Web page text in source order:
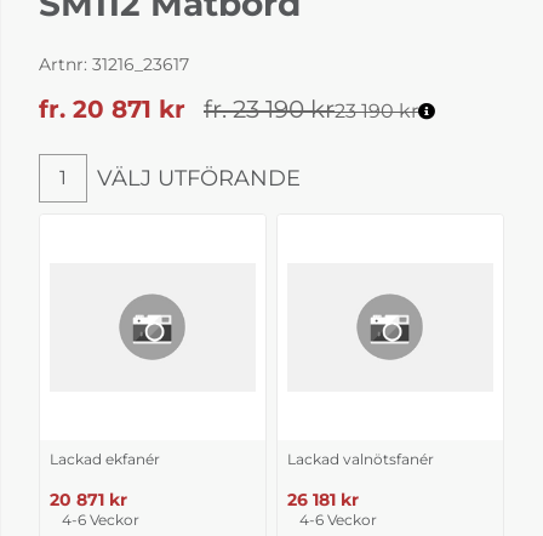
Artnr: 31216_23617
fr. 23 190kr
fr. 20 871 kr 23 190 kr
Välj utförande
1 VÄLJ UTFÖRANDE
Lackad ekfanér
20 871 kr
4-6 Veckor
Lackad valnötsfanér
26 181 kr
4-6 Veckor